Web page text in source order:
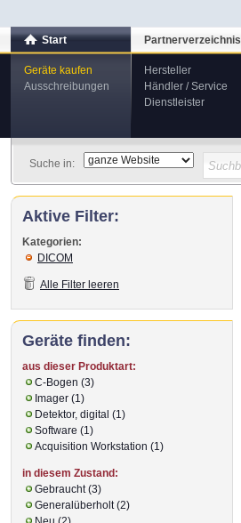
Start
Geräte kaufen
Ausschreibungen
Partnerverzeichnis
Hersteller
Händler / Service
Dienstleister
Suche in:
Aktive Filter:
Kategorien:
DICOM
Alle Filter leeren
Geräte finden:
aus dieser Produktart:
C-Bogen (3)
Imager (1)
Detektor, digital (1)
Software (1)
Acquisition Workstation (1)
in diesem Zustand:
Gebraucht (3)
Generalüberholt (2)